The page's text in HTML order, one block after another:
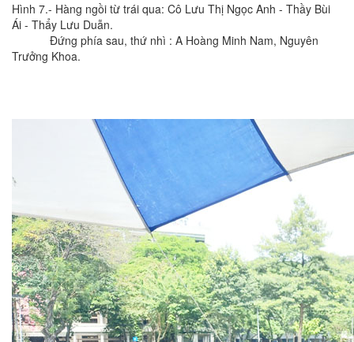
Hình 7.- Hàng ngồi từ trái qua: Cô Lưu Thị Ngọc Anh - Thầy Bùi
Ái - Thẩy Lưu Duẫn.
Đứng phía sau, thứ nhì : A Hoàng Minh Nam, Nguyên
Trưởng Khoa.